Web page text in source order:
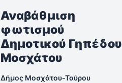
Αναβάθμιση
φωτισμού
Δημοτικού Γηπέδου
Μοσχάτου
Δήμος Μοσχάτου-Ταύρου